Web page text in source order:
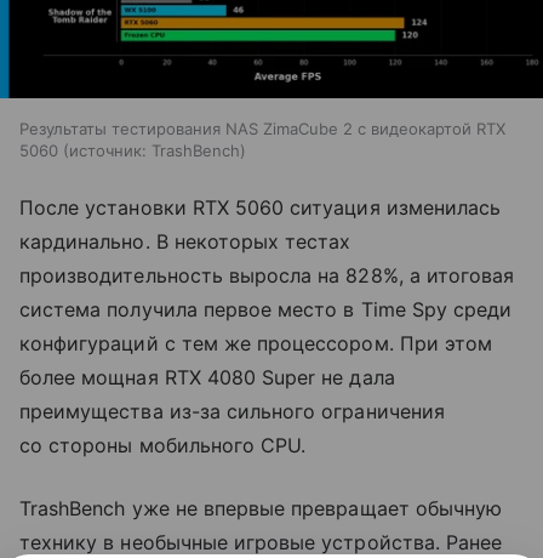
Результаты тестирования NAS ZimaCube 2 с видеокартой RTX
5060
источник: TrashBench
После установки RTX 5060 ситуация изменилась
кардинально. В некоторых тестах
производительность выросла на 828%, а итоговая
система получила первое место в Time Spy среди
конфигураций с тем же процессором. При этом
более мощная RTX 4080 Super не дала
преимущества из-за сильного ограничения
со стороны мобильного CPU.
TrashBench уже не впервые превращает обычную
технику в необычные игровые устройства. Ранее